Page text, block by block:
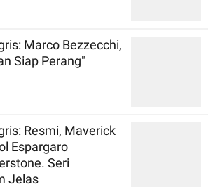
Marco Bezzecchi,
Siap Perang"
Resmi, Maverick
Espargaro
Seri
Jelas